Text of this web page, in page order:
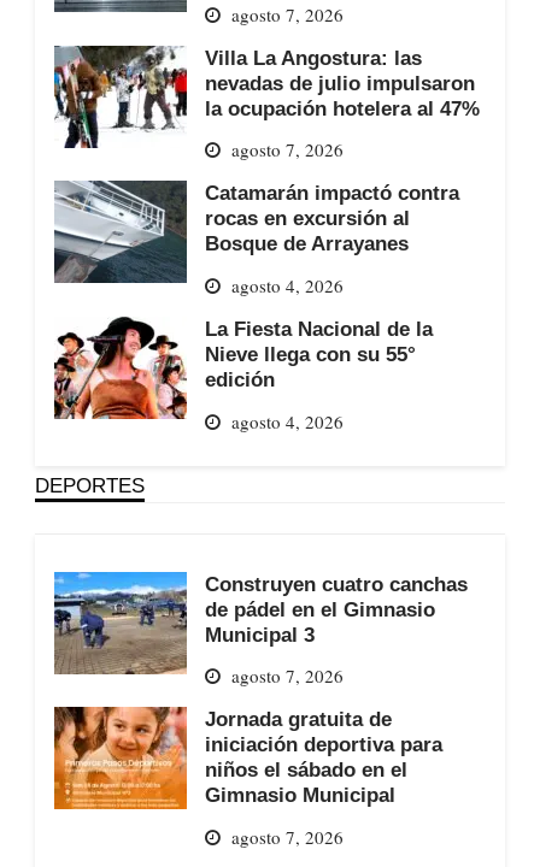
agosto 7, 2026
Villa La Angostura: las
nevadas de julio impulsaron
la ocupación hotelera al 47%
agosto 7, 2026
Catamarán impactó contra
rocas en excursión al
Bosque de Arrayanes
agosto 4, 2026
La Fiesta Nacional de la
Nieve llega con su 55°
edición
agosto 4, 2026
DEPORTES
Construyen cuatro canchas
de pádel en el Gimnasio
Municipal 3
agosto 7, 2026
Jornada gratuita de
iniciación deportiva para
niños el sábado en el
Gimnasio Municipal
agosto 7, 2026